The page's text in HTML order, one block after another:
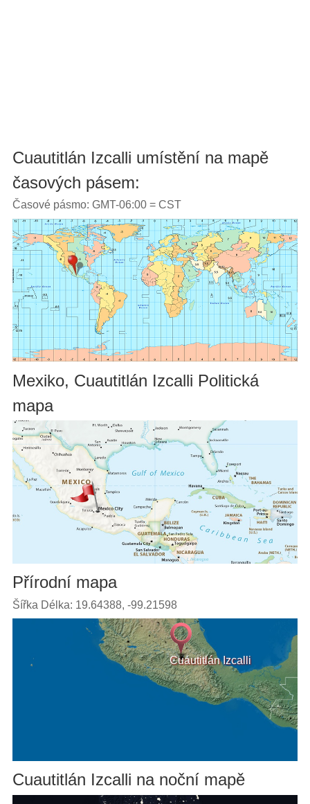
Cuautitlán Izcalli umístění na mapě
časových pásem:
Časové pásmo: GMT-06:00 = CST
Mexiko, Cuautitlán Izcalli Politická
mapa
Přírodní mapa
Šířka Délka: 19.64388, -99.21598
Cuautitlán Izcalli
Cuautitlán Izcalli na noční mapě